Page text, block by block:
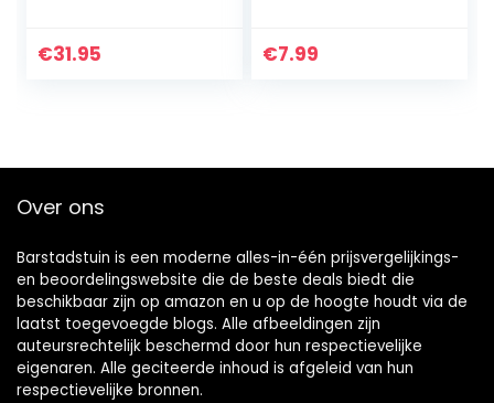
€31.95 €7.99
Over ons
Barstadstuin is een moderne alles-in-één prijsvergelijkings-
en beoordelingswebsite die de beste deals biedt die
beschikbaar zijn op amazon en u op de hoogte houdt via de
laatst toegevoegde blogs. Alle afbeeldingen zijn
auteursrechtelijk beschermd door hun respectievelijke
eigenaren. Alle geciteerde inhoud is afgeleid van hun
respectievelijke bronnen.